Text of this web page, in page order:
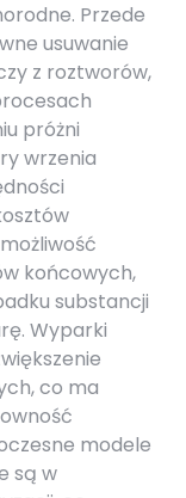
Przede
usuwanie
z roztworów,
próżni
wrzenia
końcowych,
substancji
Wyparki
co ma
modele
są w